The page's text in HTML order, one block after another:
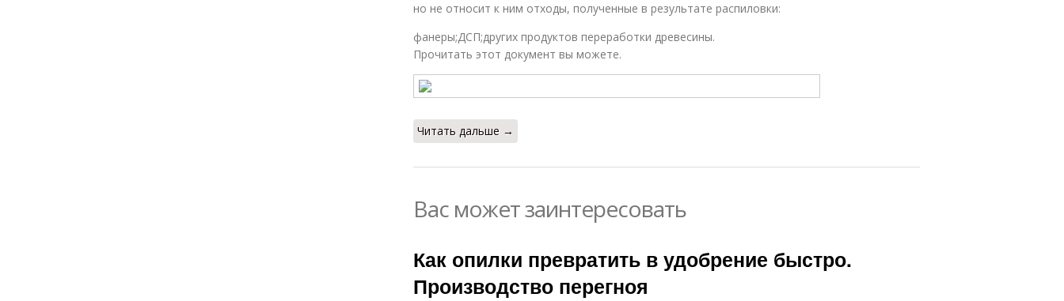
но не относит к ним отходы, полученные в результате распиловки:
фанеры;ДСП;других продуктов переработки древесины.
Прочитать этот документ вы можете.
Читать дальше →
Вас может заинтересовать
Как опилки превратить в удобрение быстро.
Производство перегноя